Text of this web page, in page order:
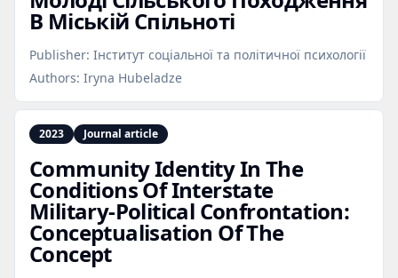
В Міській Спільноті
Publisher: Інститут соціальної та політичної психології
Authors: Iryna Hubeladze
2023 Journal article
Community Identity In The
Conditions Of Interstate
Military‑Political Confrontation:
Conceptualisation Of The
Concept